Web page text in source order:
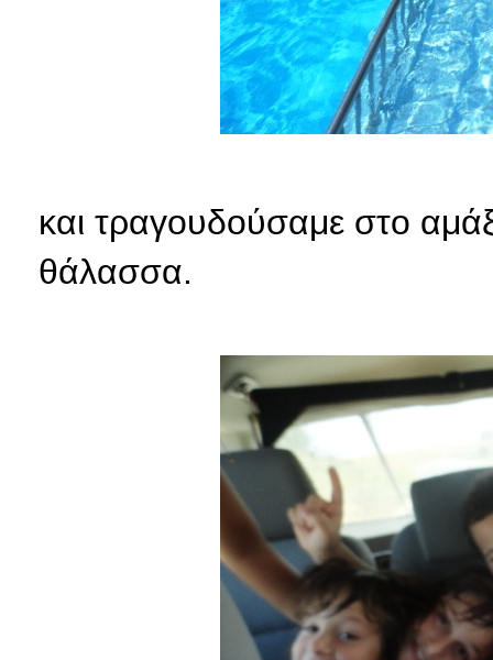
και τραγουδούσαμε στο
θάλασσα.